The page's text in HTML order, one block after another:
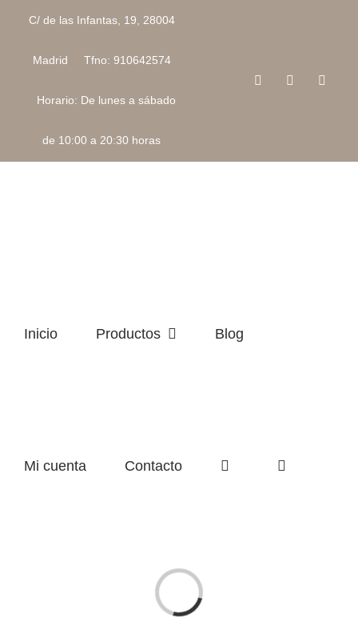
contenido
C/ de las Infantas, 19, 28004
Madrid Tfno: 910642574
Horario: De lunes a sábado
de 10:00 a 20:30 horas
FacebookInstagram
Inicio Productos Blog
Mi cuenta Contacto
Cargando...